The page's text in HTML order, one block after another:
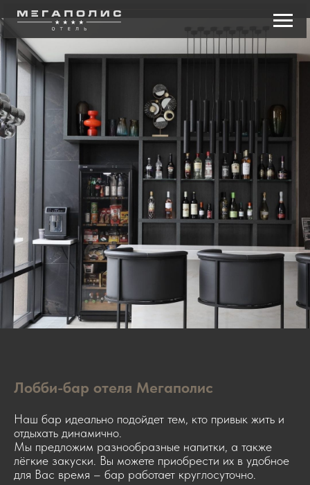
Лобби-бар отеля Мегаполис
Наш бар идеально подойдет тем, кто привык жить и
отдыхать динамично.
Мы предложим разнообразные напитки, а также
лёгкие закуски. Вы можете приобрести их в удобное
для Вас время – бар работает круглосуточно.